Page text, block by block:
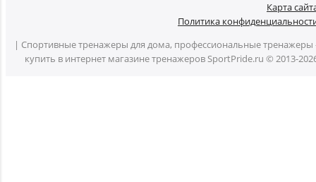
Карта
Политика
| Спортивные тренажеры для дома, профессиональные тренажеры
купить в интернет магазине тренажеров SportPride.ru © 2013-